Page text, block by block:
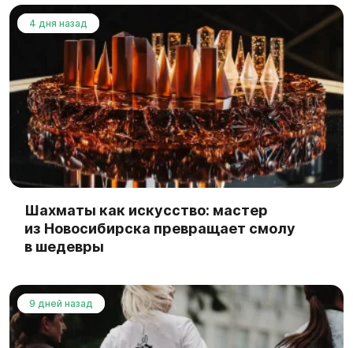
4 дня назад
Шахматы как искусство: мастер
из Новосибирска превращает смолу
в шедевры
9 дней назад